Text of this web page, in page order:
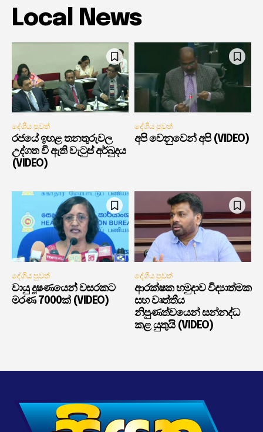
Local News
දේශීය පුවත්
රජයේ ඉහළ තනතුරුවල
උද්ගත වී ඇති වැටුප් අර්බුදය
(VIDEO)
දේශීය පුවත්
අපි වෙනුවෙන් අපි (VIDEO)
දේශීය පුවත්
වායු දූෂණයෙන් වසරකට
මරණ 7000ක් (VIDEO)
දේශීය පුවත්
ආරක්ෂක හමුදාව විද්‍යාත්මක
සහ වෘත්තීය
නිපුණත්වයෙන් සන්නද්ධ
කළ යුතුයි (VIDEO)